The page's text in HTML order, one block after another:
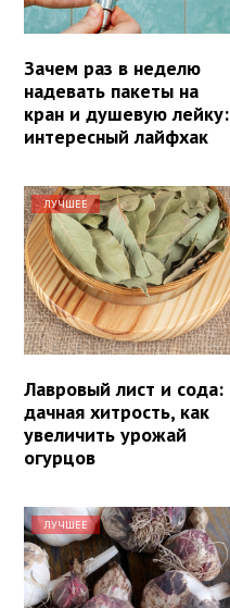
Зачем раз в неделю
надевать пакеты на
кран и душевую лейку:
интересный лайфхак
ЛУЧШЕЕ
Лавровый лист и сода:
дачная хитрость, как
увеличить урожай
огурцов
ЛУЧШЕЕ